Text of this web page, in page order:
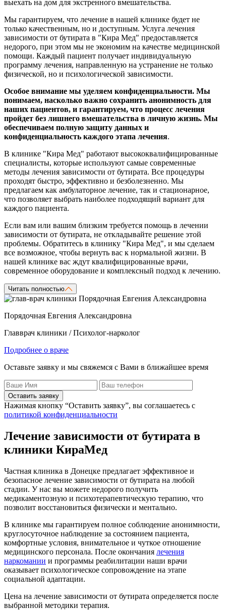
выехать на дом для экстренного вмешательства.
Мы гарантируем, что лечение в нашей клинике будет не
только качественным, но и доступным. Услуга лечения
зависимости от бутирата в "Кира Мед" предоставляется
недорого, при этом мы не экономим на качестве медицинской
помощи. Каждый пациент получает индивидуальную
программу лечения, направленную на устранение не только
физической, но и психологической зависимости.
Особое внимание мы уделяем конфиденциальности. Мы
понимаем, насколько важно сохранить анонимность для
наших пациентов, и гарантируем, что процесс лечения
пройдет без лишнего вмешательства в личную жизнь. Мы
обеспечиваем полную защиту данных и
конфиденциальность каждого этапа лечения.
В клинике "Кира Мед" работают высококвалифицированные
специалисты, которые используют самые современные
методы лечения зависимости от бутирата. Все процедуры
проходят быстро, эффективно и безболезненно. Мы
предлагаем как амбулаторное лечение, так и стационарное,
что позволяет выбрать наиболее подходящий вариант для
каждого пациента.
Если вам или вашим близким требуется помощь в лечении
зависимости от бутирата, не откладывайте решение этой
проблемы. Обратитесь в клинику "Кира Мед", и мы сделаем
все возможное, чтобы вернуть вас к нормальной жизни. В
нашей клинике вас ждут квалифицированные врачи,
современное оборудование и комплексный подход к лечению.
Читать полностью
Порядочная Евгения Александровна
Главврач клиники / Психолог-нарколог
Подробнее о враче
Оставьте заявку и мы свяжемся с Вами в ближайшее время
Оставить заявку
Нажимая кнопку “Оставить заявку”, вы соглашаетесь с
политикой конфиденциальности
Лечение зависимости от бутирата в
клиники КираМед
Частная клиника в Донецке предлагает эффективное и
безопасное лечение зависимости от бутирата на любой
стадии. У нас вы можете недорого получить
медикаментозную и психотерапевтическую терапию, что
позволит восстановиться физически и ментально.
В клинике мы гарантируем полное соблюдение анонимности,
круглосуточное наблюдение за состоянием пациента,
комфортные условия, внимательное и чуткое отношение
медицинского персонала. После окончания лечения
наркомании и программы реабилитации наши врачи
оказывает психологическое сопровождение на этапе
социальной адаптации.
Цена на лечение зависимости от бутирата определяется после
выбранной методики терапия.